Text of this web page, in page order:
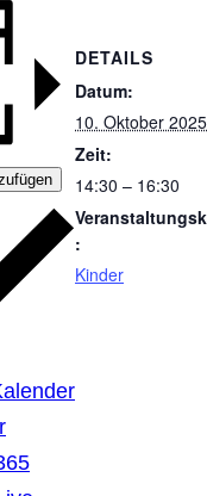
DETAILS
Datum:
10. Oktober 2025
Zeit:
14:30 – 16:30
:
Kinder